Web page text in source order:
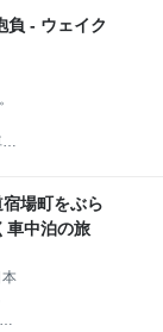
れ
ア
負 - ウェイク
場町をぶら
車中泊の旅